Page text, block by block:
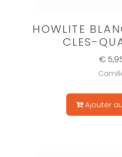
HOWLITE
CLES-
€
Ajouter